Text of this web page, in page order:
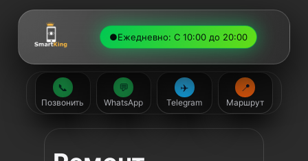
●Ежедневно: С 10:00 до 20:00
📞
Позвонить
💬
WhatsApp
✈️
Telegram
📍
Маршрут